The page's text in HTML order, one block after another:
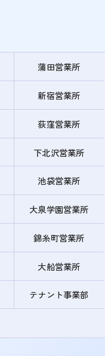
蒲田営業所
新宿営業所
荻窪営業所
下北沢営業所
池袋営業所
大泉学園営業所
錦糸町営業所
大船営業所
テナント事業部